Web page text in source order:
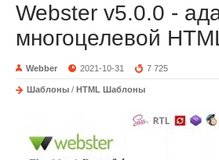
Webster v5.0.0 -
многоцелевой
Webber 2021-10-31 7 725
Шаблоны / HTML Шаблоны